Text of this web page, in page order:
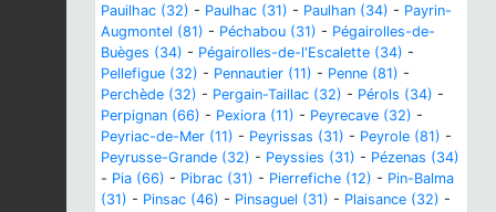
Pauilhac (32) - Paulhac (31) - Paulhan (34) - Payrin-
Augmontel (81) - Péchabou (31) - Pégairolles-de-
Buèges (34) - Pégairolles-de-l'Escalette (34) -
Pellefigue (32) - Pennautier (11) - Penne (81) -
Perchède (32) - Pergain-Taillac (32) - Pérols (34) -
Perpignan (66) - Pexiora (11) - Peyrecave (32) -
Peyriac-de-Mer (11) - Peyrissas (31) - Peyrole (81) -
Peyrusse-Grande (32) - Peyssies (31) - Pézenas (34)
- Pia (66) - Pibrac (31) - Pierrefiche (12) - Pin-Balma
(31) - Pinsac (46) - Pinsaguel (31) - Plaisance (32) -